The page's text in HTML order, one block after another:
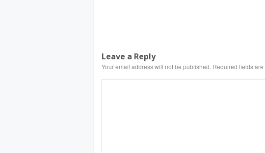
Leave a Reply
Your email address will not be published. Required fields are